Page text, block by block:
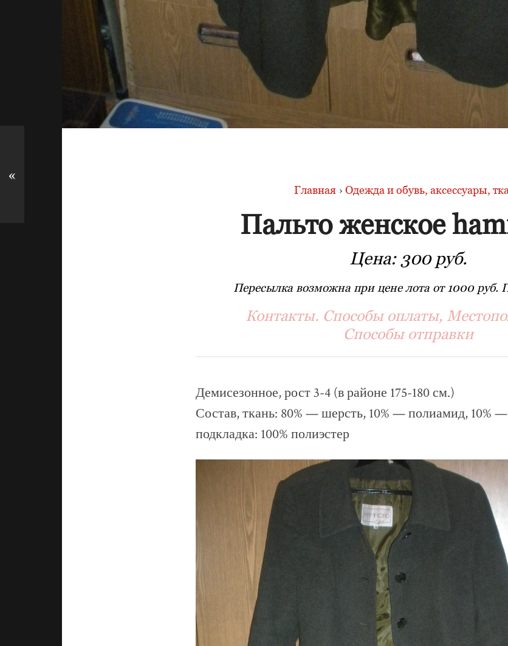
Главная › Одежда и обувь, аксессуары,
Пальто женское
Цена: 300 руб.
Пересылка возможна при цене лота от 1000 руб.
Контакты. Способы оплаты,
Способы отправки
Демисезонное, рост 3-4 (в районе 175-180 см.)
Состав, ткань: 80% — шерсть, 10% — полиамид, 10%
подкладка: 100% полиэстер
«